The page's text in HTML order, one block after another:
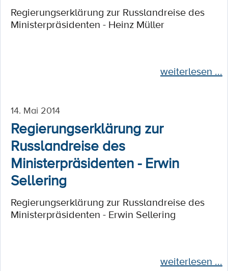
Regierungserklärung zur Russlandreise des
Ministerpräsidenten - Heinz Müller
weiterlesen ...
14. Mai 2014
Regierungserklärung zur
Russlandreise des
Ministerpräsidenten - Erwin
Sellering
Regierungserklärung zur Russlandreise des
Ministerpräsidenten - Erwin Sellering
weiterlesen ...